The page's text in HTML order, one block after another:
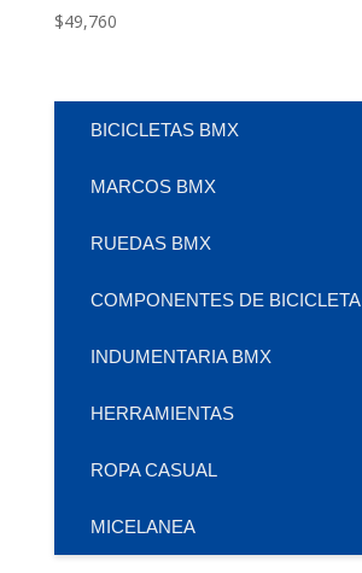
$49,760
BICICLETAS BMX
MARCOS BMX
RUEDAS BMX
COMPONENTES DE BICICLETA
INDUMENTARIA BMX
HERRAMIENTAS
ROPA CASUAL
MICELANEA